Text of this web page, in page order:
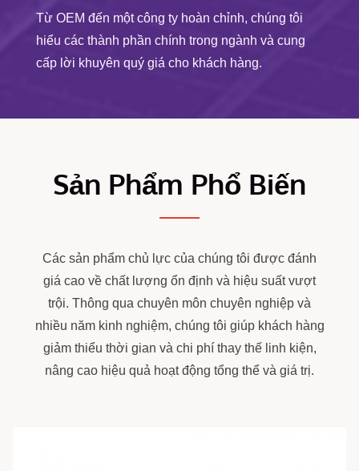
Từ OEM đến một công ty hoàn chỉnh, chúng tôi
hiểu các thành phần chính trong ngành và cung
cấp lời khuyên quý giá cho khách hàng.
Sản Phẩm Phổ Biến
Các sản phẩm chủ lực của chúng tôi được đánh
giá cao về chất lượng ổn định và hiệu suất vượt
trội. Thông qua chuyên môn chuyên nghiệp và
nhiều năm kinh nghiệm, chúng tôi giúp khách hàng
giảm thiểu thời gian và chi phí thay thế linh kiện,
nâng cao hiệu quả hoạt động tổng thể và giá trị.